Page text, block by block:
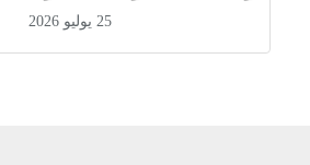
25 يوليو 2026